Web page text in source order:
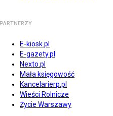
PARTNERZY
E-kiosk.pl
E-gazety.pl
Nexto.pl
Mała księgowość
Kancelarierp.pl
Wieści Rolnicze
Życie Warszawy